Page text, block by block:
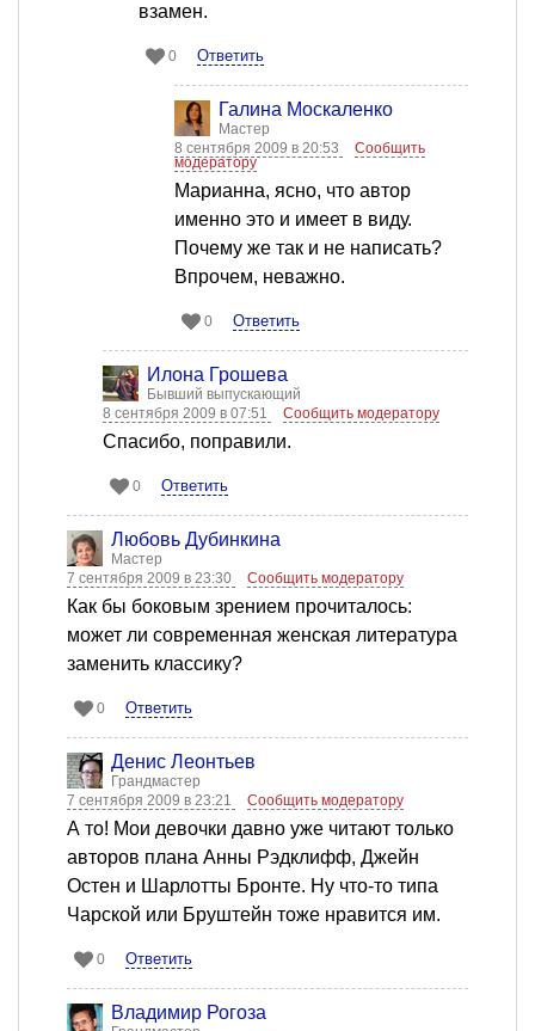
взамен.
0 Ответить
Галина Москаленко
Мастер
8 сентября 2009 в 20:53
Сообщить
модератору
Марианна, ясно, что автор
именно это и имеет в виду.
Почему же так и не написать?
Впрочем, неважно.
0 Ответить
Илона Грошева
Бывший выпускающий
8 сентября 2009 в 07:51
Сообщить модератору
Спасибо, поправили.
0 Ответить
Любовь Дубинкина
Мастер
7 сентября 2009 в 23:30
Сообщить модератору
Как бы боковым зрением прочиталось:
может ли современная женская литература
заменить классику?
0 Ответить
Денис Леонтьев
Грандмастер
7 сентября 2009 в 23:21
Сообщить модератору
А то! Мои девочки давно уже читают только
авторов плана Анны Рэдклифф, Джейн
Остен и Шарлотты Бронте. Ну что-то типа
Чарской или Бруштейн тоже нравится им.
0 Ответить
Владимир Рогоза